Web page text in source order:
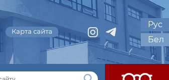
Карта сайта
Рус
Бел